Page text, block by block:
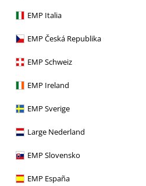
EMP Italia
EMP Česká Republika
EMP Schweiz
EMP Ireland
EMP Sverige
Large Nederland
EMP Slovensko
EMP España
Perfect